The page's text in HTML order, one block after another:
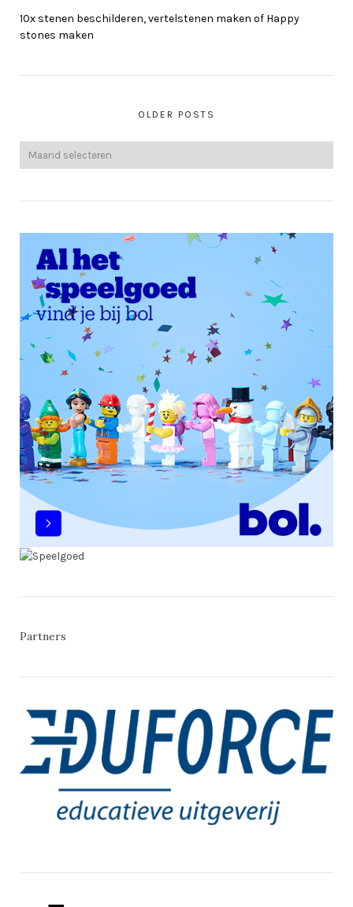
10x stenen beschilderen, vertelstenen maken of Happy
stones maken
OLDER POSTS
Partners